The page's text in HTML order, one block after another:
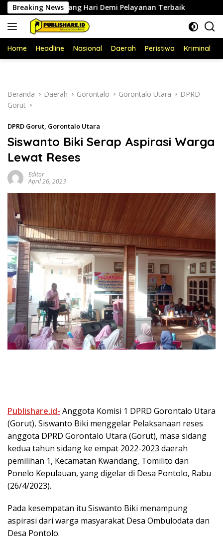
Langsung
ke
konten
Breaking News
Hari Demi Pelayanan Terbaik Jadwal
Home Headline Nasional Daerah Peristiwa Kriminal
Beranda Daerah Gorontalo Gorontalo Utara
DPRD
Gorut
DPRD Gorut, Gorontalo Utara
Siswanto Biki Serap Aspirasi Warga
Lewat Reses
Editor
April 26, 2023
Publishare.id- Anggota Komisi 1 DPRD Gorontalo Utara
(Gorut), Siswanto Biki menggelar Pelaksanaan reses
anggota DPRD Gorontalo Utara (Gorut), masa sidang
kedua tahun sidang ke empat 2022-2023 daerah
pemilihan 1, Kecamatan Kwandang, Tomilito dan
Ponelo Kepulauan, yang digelar di Desa Pontolo, Rabu
(26/4/2023).
Pada kesempatan itu Siswanto Biki menampung
aspirasi dari warga masyarakat Desa Ombulodata dan
Desa Pontolo.